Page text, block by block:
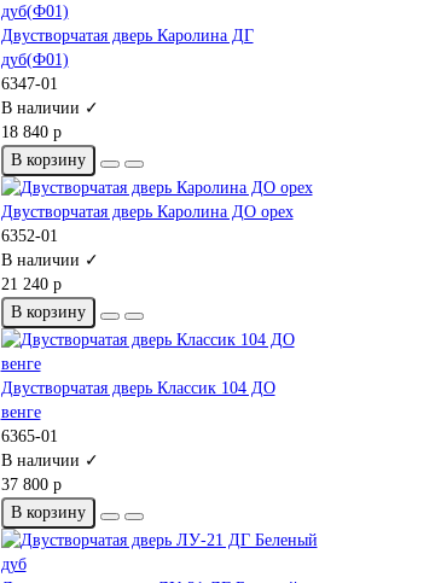
Двустворчатая дверь Каролина ДГ
дуб(Ф01)
6347-01
В наличии ✓
18 840 р
В корзину
Двустворчатая дверь Каролина ДО орех
6352-01
В наличии ✓
21 240 р
В корзину
Двустворчатая дверь Классик 104 ДО
венге
6365-01
В наличии ✓
37 800 р
В корзину